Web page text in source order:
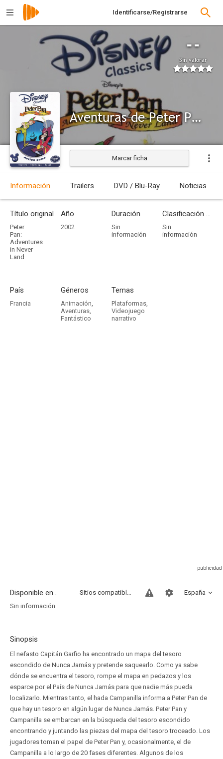
Identificarse/Registrarse
--
Sin valorar
Aventuras de Peter Pan en el País de Nunca Jamás
Marcar ficha
Información Trailers DVD / Blu-Ray Noticias
Título original
Peter
Pan:
Adventures
in Never
Land
Año
2002
Duración
Sin
información
Clasificación por edades
Sin
información
País
Francia
Géneros
Animación,
Aventuras,
Fantástico
Temas
Plataformas,
Videojuego
narrativo
Disponible en... España
Sitios compatibles
Sin información
Sinopsis
El nefasto Capitán Garfio ha encontrado un mapa del tesoro
escondido de Nunca Jamás y pretende saquearlo. Como ya sabe
dónde se encuentra el tesoro, rompe el mapa en pedazos y los
esparce por el País de Nunca Jamás para que nadie más pueda
localizarlo. Mientras tanto, el hada Campanilla informa a Peter Pan de
que hay un tesoro en algún lugar de Nunca Jamás. Peter Pan y
Campanilla se embarcan en la búsqueda del tesoro escondido
encontrando y juntando las piezas del mapa del tesoro troceado. Los
jugadores toman el papel de Peter Pan y, ocasionalmente, el de
Campanilla a lo largo de 20 fases diferentes. Algunos de los